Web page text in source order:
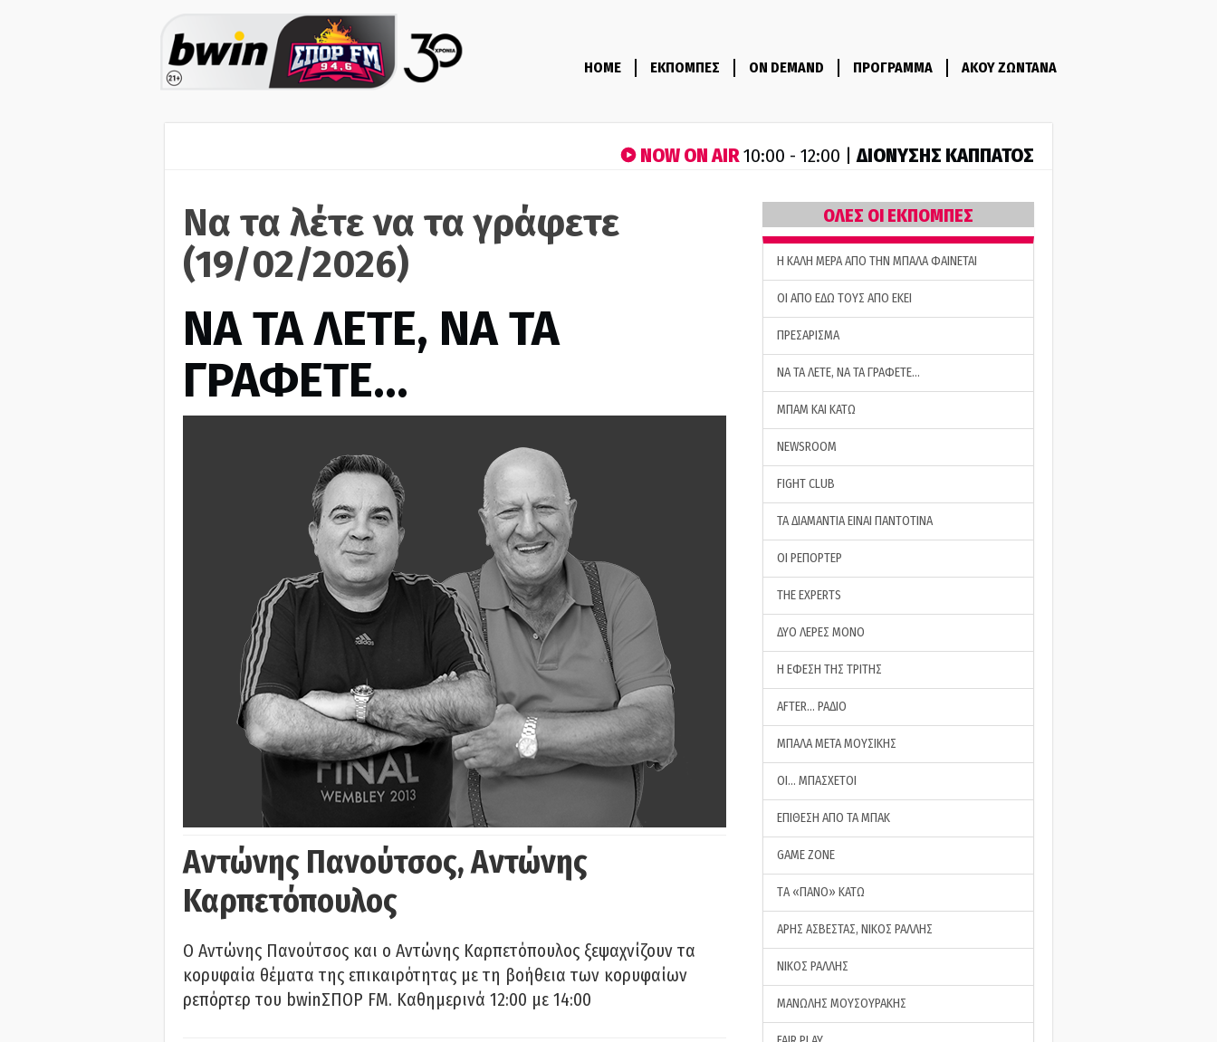
HOME ΕΚΠΟΜΠΕΣ ON DEMAND ΠΡΟΓΡΑΜΜΑ ΑΚΟΥ ΖΩΝΤΑΝΑ
NOW ON AIR10:00 - 12:00 |ΔΙΟΝΥΣΗΣ ΚΑΠΠΑΤΟΣ
Να τα λέτε να τα γράφετε
(19/02/2026)
ΝΑ ΤΑ ΛΕΤΕ, ΝΑ ΤΑ
ΓΡΑΦΕΤΕ…
Αντώνης Πανούτσος, Αντώνης
Καρπετόπουλος
Ο Αντώνης Πανούτσος και ο Αντώνης Καρπετόπουλος ξεψαχνίζουν τα
κορυφαία θέματα της επικαιρότητας με τη βοήθεια των κορυφαίων
ρεπόρτερ του bwinΣΠΟΡ FM. Καθημερινά 12:00 με 14:00
ΟΛΕΣ ΟΙ ΕΚΠΟΜΠΕΣ
H ΚΑΛΗ ΜΕΡΑ ΑΠΟ ΤΗΝ ΜΠΑΛΑ ΦΑΙΝΕΤΑΙ
ΟΙ ΑΠΟ ΕΔΩ ΤΟΥΣ ΑΠΟ ΕΚΕΙ
ΠΡΕΣΑΡΙΣΜΑ
ΝΑ ΤΑ ΛΕΤΕ, ΝΑ ΤΑ ΓΡΑΦΕΤΕ…
ΜΠΑΜ ΚΑΙ ΚΑΤΩ
NEWSROOM
FIGHT CLUB
ΤΑ ΔΙΑΜΑΝΤΙΑ ΕΙΝΑΙ ΠΑΝΤΟΤΙΝΑ
ΟΙ ΡΕΠΟΡΤΕΡ
THE EXPERTS
ΔΥΟ ΛΕΡΕΣ ΜΟΝΟ
Η ΕΦΕΣΗ ΤΗΣ ΤΡΙΤΗΣ
AFTER… ΡΑΔΙΟ
ΜΠΑΛΑ ΜΕΤΑ ΜΟΥΣΙΚΗΣ
ΟΙ… ΜΠΑΣΧΕΤΟΙ
ΕΠΙΘΕΣΗ ΑΠΟ ΤΑ ΜΠΑΚ
GAME ZONE
ΤA «ΠΑΝΟ» ΚΑΤΩ
ΑΡΗΣ ΑΣΒΕΣΤΑΣ, ΝΙΚΟΣ ΡΑΛΛΗΣ
ΝΙΚΟΣ ΡΑΛΛΗΣ
ΜΑΝΩΛΗΣ ΜΟΥΣΟΥΡΑΚΗΣ